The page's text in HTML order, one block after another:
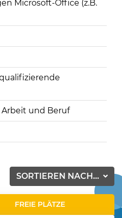
Microsoft-Office (z.B.
und Beruf
SORTIEREN NACH...
FREIE PLÄTZE